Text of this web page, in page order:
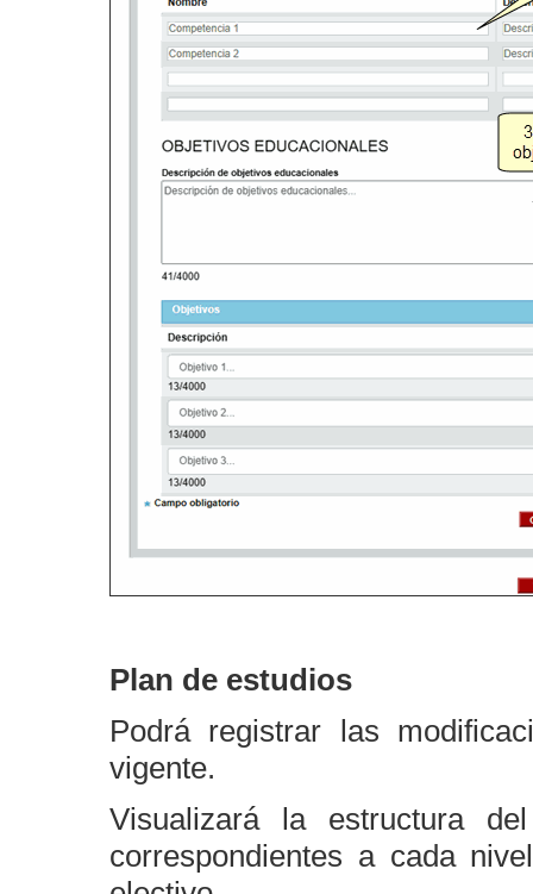
Plan de estudios
Podrá registrar las
vigente.
Visualizará la estructura
correspondientes a cada